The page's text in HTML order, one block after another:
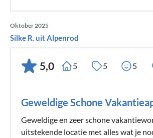
Oktober 2025
Silke R. uit Alpenrod
5,0 5 5 5
Geweldige Schone
Geweldige en zeer schone
uitstekende locatie met alles wat je